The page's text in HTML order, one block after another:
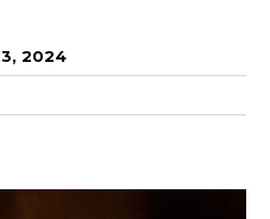
2024